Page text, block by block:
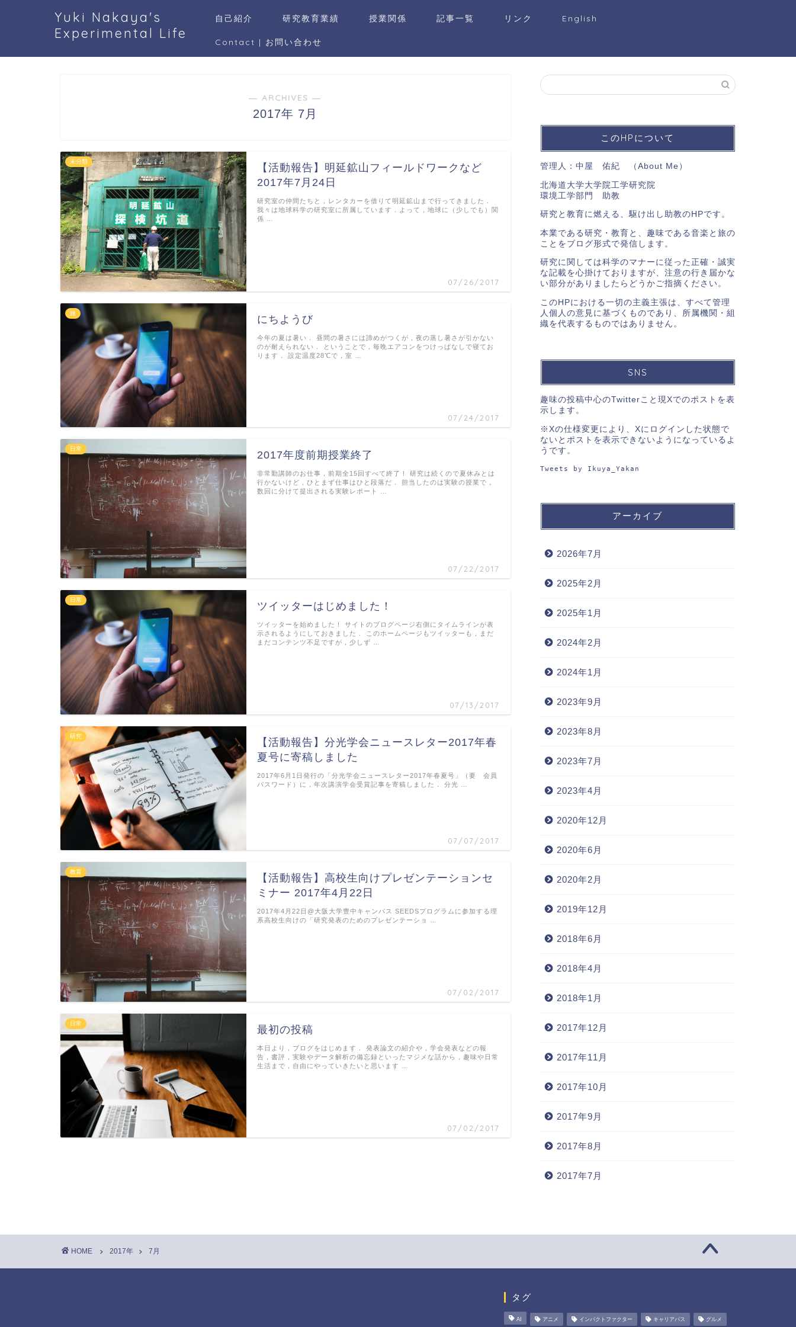
Yuki Nakaya's
Experimental Life
自己紹介 研究教育業績 授業関係 記事一覧 リンク English
Contact | お問い合わせ
― ARCHIVES ―
2017年 7月
未分類
【活動報告】明延鉱山フィールドワークなど
2017年7月24日
07/26/2017
研究室の仲間たちと，レンタカーを借りて明延鉱山まで行ってきました．
我々は地球科学の研究室に所属しています．よって，地球に（少しでも）関
係 …
旅
にちようび
07/24/2017
今年の夏は暑い． 昼間の暑さには諦めがつくが，夜の蒸し暑さが引かない
のが耐えられない． ということで，毎晩エアコンをつけっぱなしで寝てお
ります． 設定温度28℃で，室 …
日常
2017年度前期授業終了
07/22/2017
非常勤講師のお仕事，前期全15回すべて終了！ 研究は続くので夏休みとは
行かないけど，ひとまず仕事はひと段落だ． 担当したのは実験の授業で，
数回に分けて提出される実験レポート …
日常
ツイッターはじめました！
07/13/2017
ツイッターを始めました！ サイトのブログページ右側にタイムラインが表
示されるようにしておきました． このホームページもツイッターも，まだ
まだコンテンツ不足ですが，少しず …
研究
【活動報告】分光学会ニュースレター2017年春
夏号に寄稿しました
07/07/2017
2017年6月1日発行の「分光学会ニュースレター2017年春夏号」（要 会員
パスワード）に，年次講演学会受賞記事を寄稿しました． 分光 …
教育
【活動報告】高校生向けプレゼンテーションセ
ミナー 2017年4月22日
07/02/2017
2017年4月22日@大阪大学豊中キャンパス SEEDSプログラムに参加する理
系高校生向けの「研究発表のためのプレゼンテーショ …
日常
最初の投稿
07/02/2017
本日より，ブログをはじめます． 発表論文の紹介や，学会発表などの報
告，書評，実験やデータ解析の備忘録といったマジメな話から，趣味や日常
生活まで，自由にやっていきたいと思います …
このHPについて
管理人：中屋 佑紀 （ About Me ）
北海道大学大学院工学研究院
環境工学部門 助教
研究と教育に燃える、駆け出し助教のHPです。
本業である研究・教育と、趣味である音楽と旅の
ことをブログ形式で発信します。
研究に関しては科学のマナーに従った正確・誠実
な記載を心掛けておりますが、注意の行き届かな
い部分がありましたらどうかご指摘ください。
このHPにおける一切の主義主張は、すべて管理
人個人の意見に基づくものであり、所属機関・組
織を代表するものではありません。
SNS
趣味の投稿中心のTwitterこと現Xでのポストを表
示します。
※Xの仕様変更により、Xにログインした状態で
ないとポストを表示できないようになっているよ
うです。
Tweets by Ikuya_Yakan
アーカイブ
2026年7月
2025年2月
2025年1月
2024年2月
2024年1月
2023年9月
2023年8月
2023年7月
2023年4月
2020年12月
2020年6月
2020年2月
2019年12月
2018年6月
2018年4月
2018年1月
2017年12月
2017年11月
2017年10月
2017年9月
2017年8月
2017年7月
HOME 2017年 7月
タグ
AI アニメ インパクトファクター キャリアパス グルメ